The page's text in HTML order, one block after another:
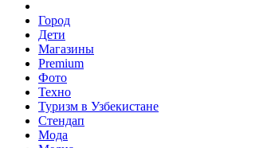
Город
Дети
Магазины
Premium
Фото
Техно
Туризм в Узбекистане
Стендап
Мода